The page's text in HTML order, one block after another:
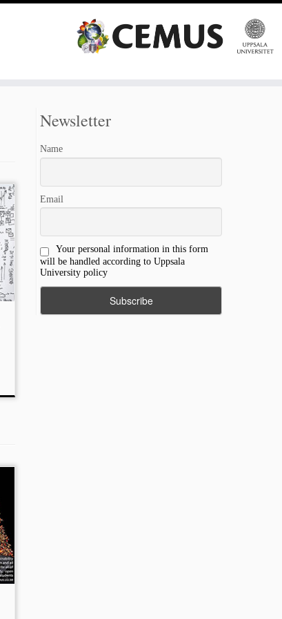
Newsletter
Name
Email
Your personal information in this form
will be handled according to Uppsala
University policy